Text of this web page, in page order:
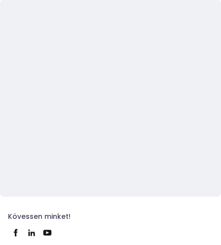
Kövessen minket!